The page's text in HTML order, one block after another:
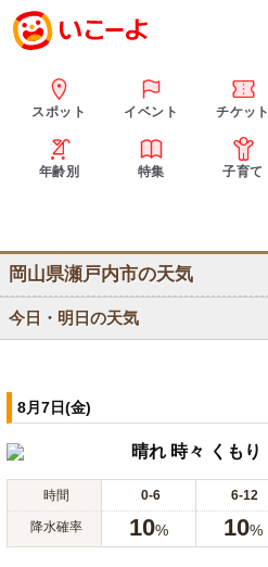
スポット イベント チケット
年齢別 特集 子育て
岡山県瀬戸内市の天気
今日・明日の天気
8月7日(金)
晴れ 時々 くもり
時間 0-6 6-12
降水確率 10% 10%